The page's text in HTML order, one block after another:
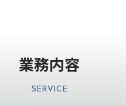
業務内容
SERVICE